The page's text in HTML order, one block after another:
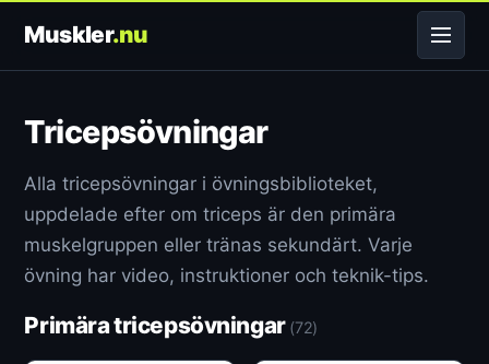
Muskler.nu
Tricepsövningar
Alla tricepsövningar i övningsbiblioteket,
uppdelade efter om triceps är den primära
muskelgruppen eller tränas sekundärt. Varje
övning har video, instruktioner och teknik-tips.
Primära tricepsövningar (72)